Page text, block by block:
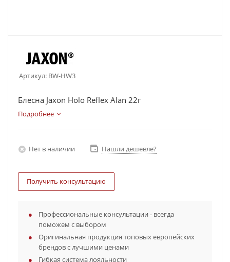
Артикул: BW-HW3
Блесна Jaxon Holo Reflex Alan 22г
Подробнее
Нет в наличии Нашли дешевле?
Получить консультацию
Профессиональные консультации - всегда
поможем с выбором
Оригинальная продукция топовых европейских
брендов с лучшими ценами
Гибкая система лояльности